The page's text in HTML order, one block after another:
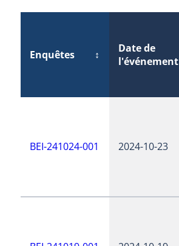
Enquêtes ↕
Date de
l'événement
BEI-241024-001 2024-10-23